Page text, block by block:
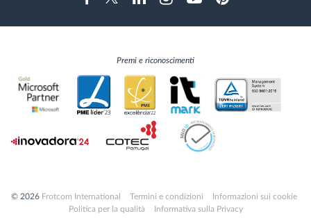
FacebookTwitterLinkedinInstragramYoutubePinterest
Premi e riconoscimenti
© 2026 Frotcom International Termini e condizioni
Informazioni sui cookie
Politica per la qualità
Informativa sulla Privacy